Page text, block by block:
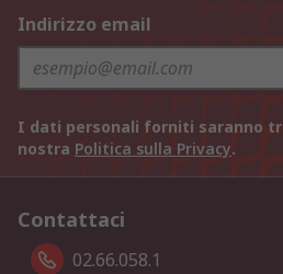
Indirizzo email
I dati personali forniti saranno
nostra Politica sulla Privacy.
Contattaci
02.66.058.1